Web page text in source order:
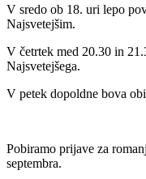
V sredo ob 18. uri lepo
Najsvetejšim.
V četrtek med 20.30 in
Najsvetejšega.
V petek dopoldne bova
Pobiramo prijave za
septembra.